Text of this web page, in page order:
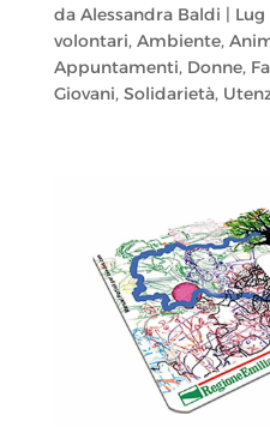
da Alessandra Baldi | Lug
volontari, Ambiente,
Appuntamenti, Donne,
Giovani, Solidarietà,